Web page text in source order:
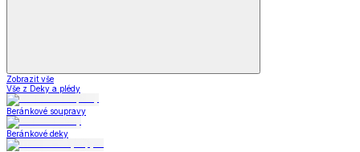
Zobrazit vše
Vše z Deky a plédy
Beránkové soupravy
Beránkové deky